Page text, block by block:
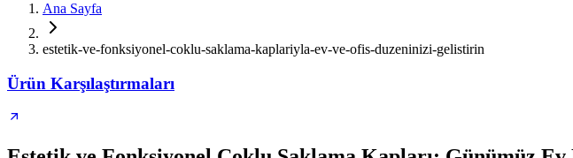
Ana Sayfa
estetik-ve-fonksiyonel-coklu-saklama-kaplariyla-ev-ve-ofis-duzeninizi-gelistirin
Ürün Karşılaştırmaları